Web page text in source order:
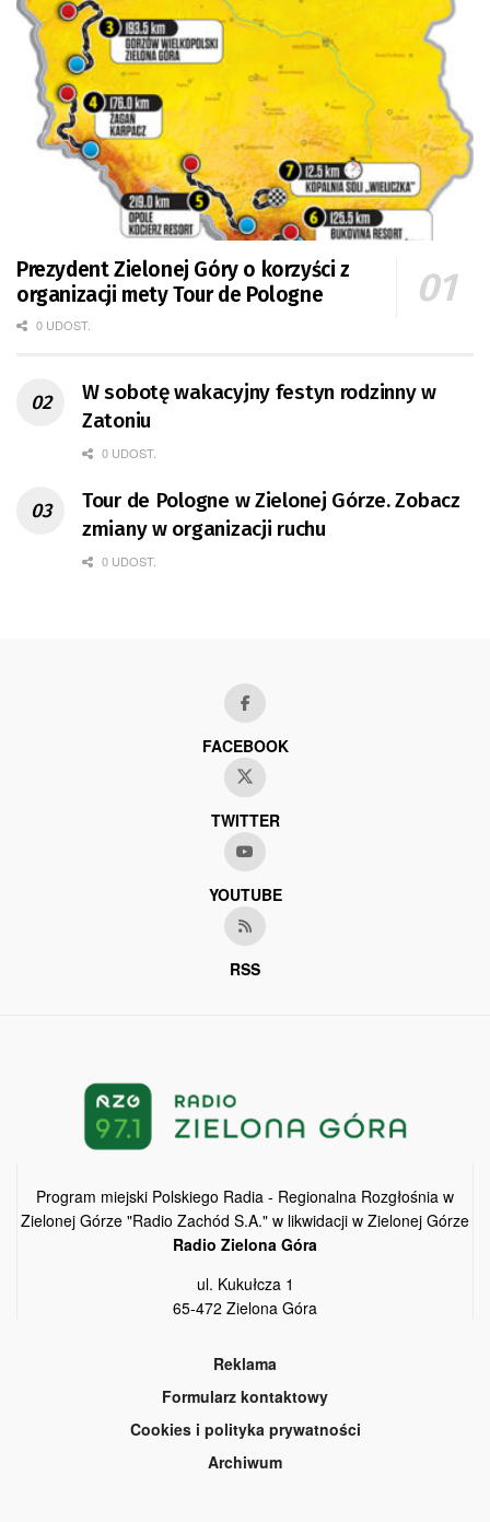
Prezydent Zielonej Góry o korzyści z
organizacji mety Tour de Pologne
0 UDOST.
W sobotę wakacyjny festyn rodzinny w
Zatoniu
0 UDOST.
Tour de Pologne w Zielonej Górze. Zobacz
zmiany w organizacji ruchu
0 UDOST.
FACEBOOK
TWITTER
YOUTUBE
RSS
Program miejski Polskiego Radia - Regionalna Rozgłośnia w
Zielonej Górze "Radio Zachód S.A." w likwidacji w Zielonej Górze
Radio Zielona Góra
ul. Kukułcza 1
65-472 Zielona Góra
Reklama
Formularz kontaktowy
Cookies i polityka prywatności
Archiwum